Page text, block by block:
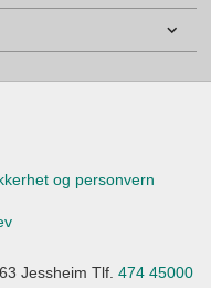
og personvern
Jessheim Tlf. 474 45000